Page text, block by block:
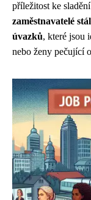
příležitost ke
zaměstnavatelé
úvazků, které jsou
nebo ženy pečující